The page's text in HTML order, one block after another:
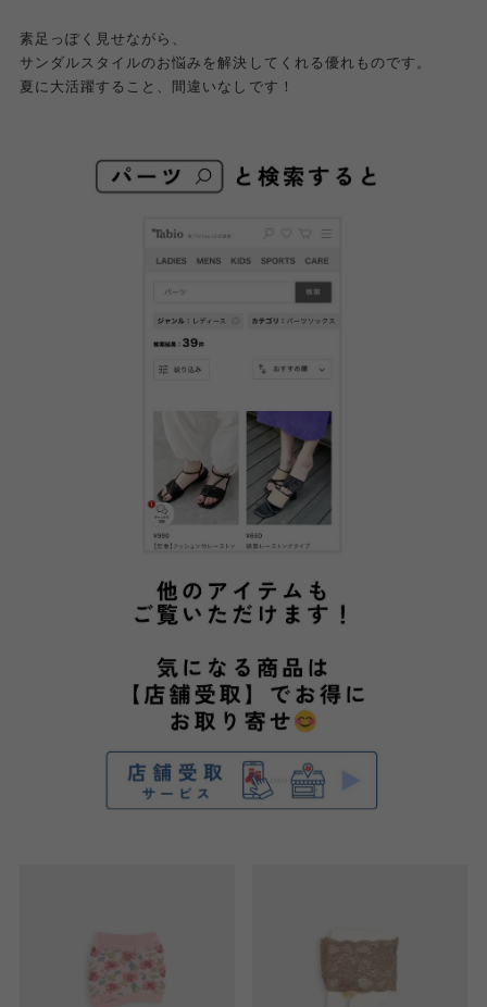
素足っぽく見せながら、
サンダルスタイルのお悩みを解決してくれる優れものです。
夏に大活躍すること、間違いなし です！